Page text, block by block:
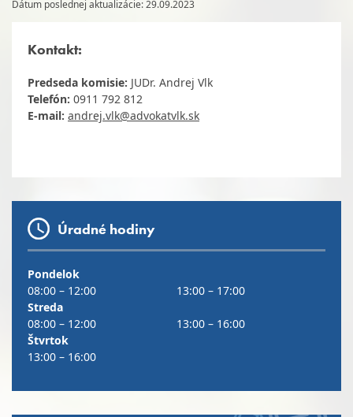
Dátum poslednej aktualizácie: 29.09.2023
Kontakt:
Predseda komisie: JUDr. Andrej Vlk
Telefón: 0911 792 812
E-mail: andrej.vlk@advokatvlk.sk
Úradné hodiny
Pondelok
08:00 – 12:00
13:00 – 17:00
Streda
08:00 – 12:00
13:00 – 16:00
Štvrtok
13:00 – 16:00